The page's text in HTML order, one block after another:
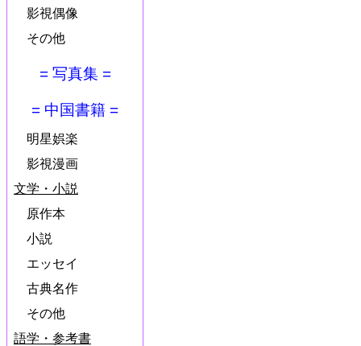
影視偶像
その他
= 写真集 =
= 中国書籍 =
明星娯楽
影視漫画
文学・小説
原作本
小説
エッセイ
古典名作
その他
語学・参考書